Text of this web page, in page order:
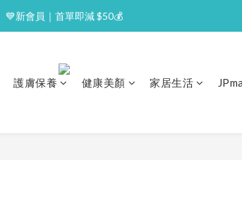
星期一malluxe day｜7%購物金回贈
💙新會員｜首單即減 $50💰
護膚保養 健康美顏 家居生活